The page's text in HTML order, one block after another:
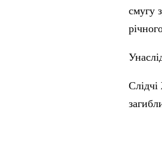
смугу